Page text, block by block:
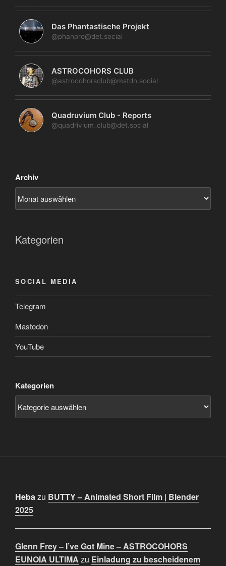
Das Phantastische Projekt
@phanpro@det.social
ASTROCOHORS CLUB
@astrocohorsclub@mstdn.social
Quadruvium Club - Reports
@quadrivium_club@det.social
Archiv
Kategorien
SOCIAL MEDIA
Telegram
Mastodon
YouTube
Kategorien
Hebazu BUTTY – Animated Short Film | Blender
2025
Glenn Frey – I’ve Got Mine – ASTROCOHORS
EUNOIA ULTIMA zu Einladung zu bescheidenem